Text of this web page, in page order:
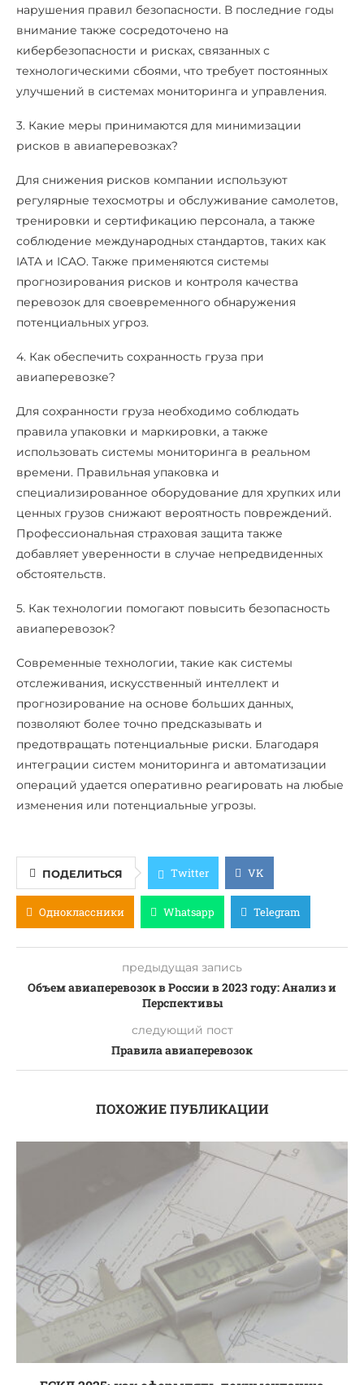
нарушения правил безопасности. В последние годы
внимание также сосредоточено на
кибербезопасности и рисках, связанных с
технологическими сбоями, что требует постоянных
улучшений в системах мониторинга и управления.
3. Какие меры принимаются для минимизации
рисков в авиаперевозках?
Для снижения рисков компании используют
регулярные техосмотры и обслуживание самолетов,
тренировки и сертификацию персонала, а также
соблюдение международных стандартов, таких как
IATA и ICAO. Также применяются системы
прогнозирования рисков и контроля качества
перевозок для своевременного обнаружения
потенциальных угроз.
4. Как обеспечить сохранность груза при
авиаперевозке?
Для сохранности груза необходимо соблюдать
правила упаковки и маркировки, а также
использовать системы мониторинга в реальном
времени. Правильная упаковка и
специализированное оборудование для хрупких или
ценных грузов снижают вероятность повреждений.
Профессиональная страховая защита также
добавляет уверенности в случае непредвиденных
обстоятельств.
5. Как технологии помогают повысить безопасность
авиаперевозок?
Современные технологии, такие как системы
отслеживания, искусственный интеллект и
прогнозирование на основе больших данных,
позволяют более точно предсказывать и
предотвращать потенциальные риски. Благодаря
интеграции систем мониторинга и автоматизации
операций удается оперативно реагировать на любые
изменения или потенциальные угрозы.
ПОДЕЛИТЬСЯ Twitter VK
Одноклассники Whatsapp Telegram
предыдущая запись
Объем авиаперевозок в России в 2023 году: Анализ и
Перспективы
следующий пост
Правила авиаперевозок
ПОХОЖИЕ ПУБЛИКАЦИИ